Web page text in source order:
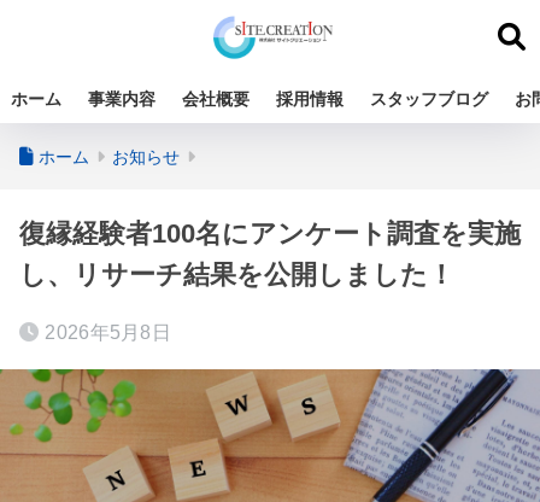
ホーム 事業内容 会社概要 採用情報 スタッフブログ お
ホーム お知らせ
復縁経験者100名にアンケート調査を実施
し、リサーチ結果を公開しました！
2026年5月8日